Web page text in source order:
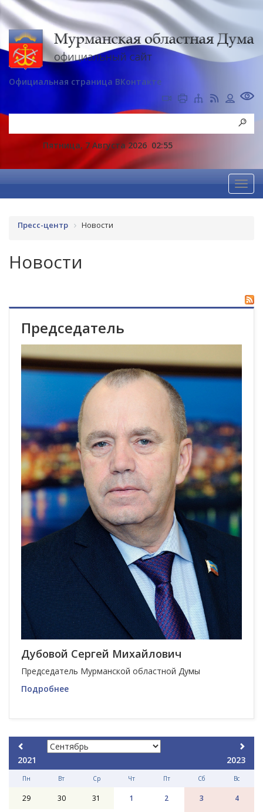
Официальная страница ВКонтакте
Пятница, 7 Августа 2026 02:55
Пресс-центр Новости
Новости
Председатель
Дубовой Сергей Михайлович
Председатель Мурманской областной Думы
Подробнее
2021 2023
Пн Вт Ср Чт Пт Сб Вс
29 30 31 1 2 3 4